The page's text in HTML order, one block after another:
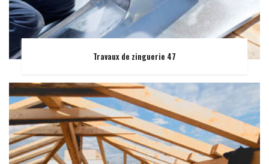
Travaux de zinguerie 47